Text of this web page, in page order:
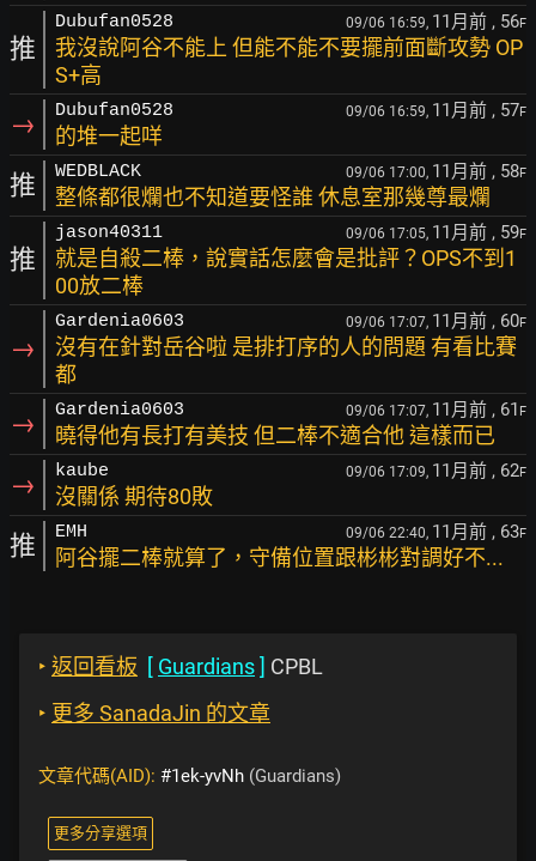
推
Dubufan0528 09/06 16:59, 11月前 , 56F
我沒說阿谷不能上 但能不能不要擺前面斷攻勢 OP
S+高
→ Dubufan0528 09/06 16:59, 11月前 , 57F
的堆一起咩
推 WEDBLACK 09/06 17:00, 11月前 , 58F
整條都很爛也不知道要怪誰 休息室那幾尊最爛
推
jason40311 09/06 17:05, 11月前 , 59F
就是自殺二棒，說實話怎麼會是批評？OPS不到1
00放二棒
→
Gardenia0603 09/06 17:07, 11月前 , 60F
沒有在針對岳谷啦 是排打序的人的問題 有看比賽
都
→ Gardenia0603 09/06 17:07, 11月前 , 61 F
曉得他有長打有美技 但二棒不適合他 這樣而已
→ kaube 09/06 17:09, 11月前 , 62F
沒關係 期待80敗
推 EMH 09/06 22:40, 11月前 , 63F
阿谷擺二棒就算了，守備位置跟彬彬對調好不...
‣ 返回看板 [ Guardians] CPBL
‣ 更多 SanadaJin 的文章
文章代碼(AID): #1ek-yvNh (Guardians)
更多分享選項